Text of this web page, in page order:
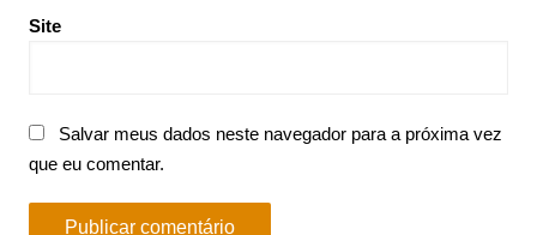
Site
Salvar meus dados neste navegador para a próxima vez
que eu comentar.